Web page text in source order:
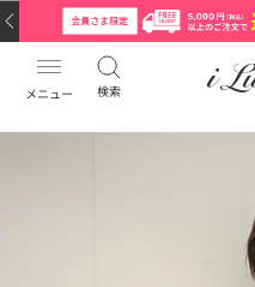
メニュー 検索